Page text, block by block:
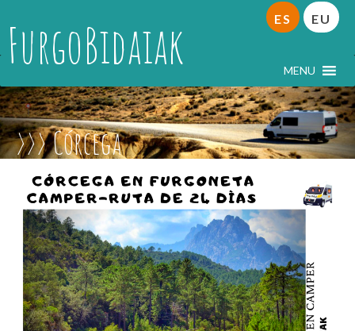
FurgoBidaiak MENU
ES EU
Córcega